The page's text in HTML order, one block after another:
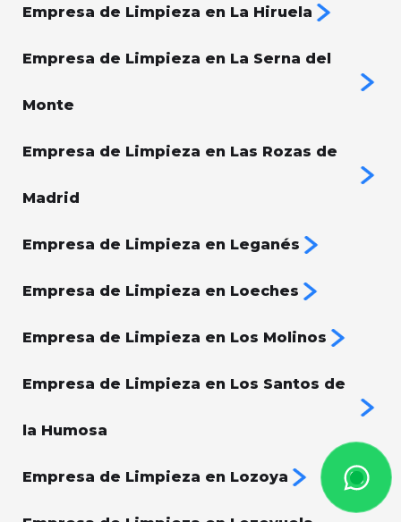
Empresa de Limpieza en La Hiruela
Empresa de Limpieza en La Serna del
Monte
Empresa de Limpieza en Las Rozas de
Madrid
Empresa de Limpieza en Leganés
Empresa de Limpieza en Loeches
Empresa de Limpieza en Los Molinos
Empresa de Limpieza en Los Santos de
la Humosa
Empresa de Limpieza en Lozoya